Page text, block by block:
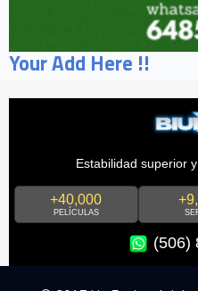
Your Add Here !!
Estabilidad superior
+40,000
PELÍCULAS
(506)